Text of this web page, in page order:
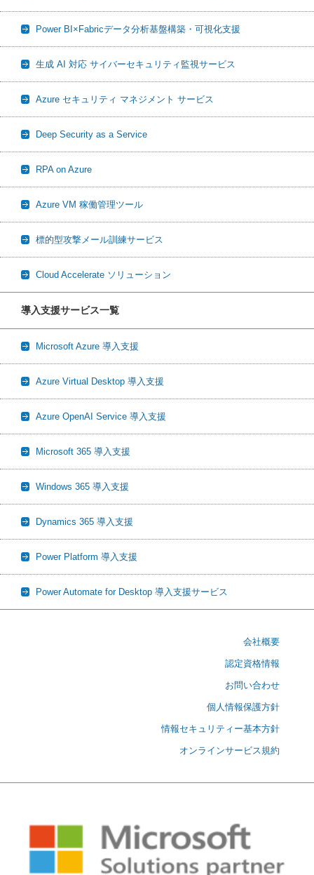
Power BI×Fabricデータ分析基盤構築・可視化支援
生成 AI 対応 サイバーセキュリティ監視サービス
Azure セキュリティ マネジメント サービス
Deep Security as a Service
RPA on Azure
Azure VM 稼働管理ツール
標的型攻撃メール訓練サービス
Cloud Accelerate ソリューション
導入支援サービス一覧
Microsoft Azure 導入支援
Azure Virtual Desktop 導入支援
Azure OpenAI Service 導入支援
Microsoft 365 導入支援
Windows 365 導入支援
Dynamics 365 導入支援
Power Platform 導入支援
Power Automate for Desktop 導入支援サービス
会社概要
認定資格情報
お問い合わせ
個人情報保護方針
情報セキュリティー基本方針
オンラインサービス規約